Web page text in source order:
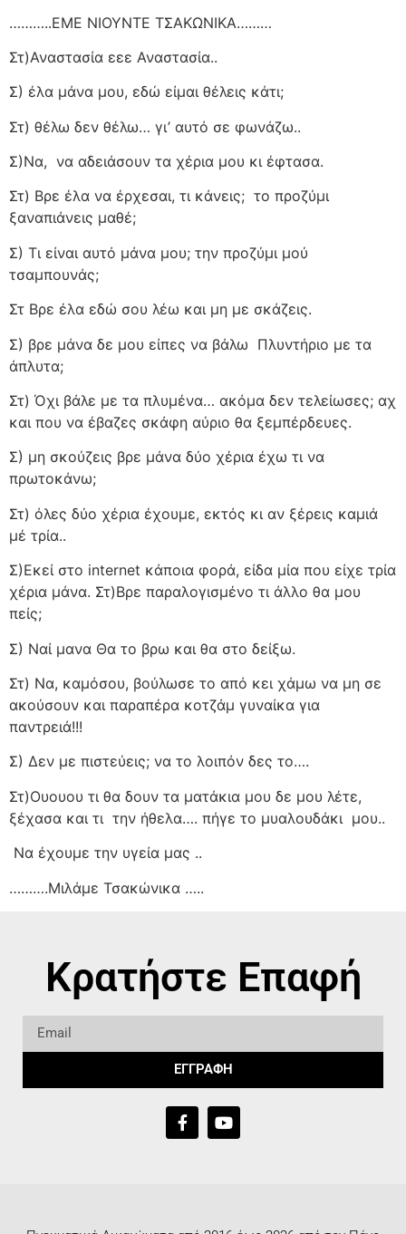
………..ΕΜΕ ΝΙΟΥΝΤΕ ΤΣΑΚΩΝΙΚΑ………
Στ)Αναστασία εεε Αναστασία..
Σ) έλα μάνα μου, εδώ είμαι θέλεις κάτι;
Στ) θέλω δεν θέλω… γι’ αυτό σε φωνάζω..
Σ)Να, να αδειάσουν τα χέρια μου κι έφτασα.
Στ) Βρε έλα να έρχεσαι, τι κάνεις; το προζύμι
ξαναπιάνεις μαθέ;
Σ) Τι είναι αυτό μάνα μου; την προζύμι μού
τσαμπουνάς;
Στ Βρε έλα εδώ σου λέω και μη με σκάζεις.
Σ) βρε μάνα δε μου είπες να βάλω Πλυντήριο με τα
άπλυτα;
Στ) Όχι βάλε με τα πλυμένα… ακόμα δεν τελείωσες; αχ
και που να έβαζες σκάφη αύριο θα ξεμπέρδευες.
Σ) μη σκούζεις βρε μάνα δύο χέρια έχω τι να
πρωτοκάνω;
Στ) όλες δύο χέρια έχουμε, εκτός κι αν ξέρεις καμιά
μέ τρία..
Σ)Εκεί στο internet κάποια φορά, είδα μία που είχε τρία
χέρια μάνα. Στ)Βρε παραλογισμένο τι άλλο θα μου
πείς;
Σ) Ναί μανα Θα το βρω και θα στο δείξω.
Στ) Να, καμόσου, βούλωσε το από κει χάμω να μη σε
ακούσουν και παραπέρα κοτζάμ γυναίκα για
παντρειά!!!
Σ) Δεν με πιστεύεις; να το λοιπόν δες το….
Στ)Ουουου τι θα δουν τα ματάκια μου δε μου λέτε,
ξέχασα και τι την ήθελα…. πήγε το μυαλουδάκι μου..
Να έχουμε την υγεία μας ..
……….Μιλάμε Τσακώνικα …..
Κρατήστε Επαφή
ΕΓΓΡΑΦΗ